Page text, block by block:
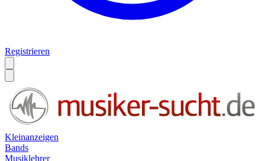
Registrieren
Kleinanzeigen
Bands
Musiklehrer